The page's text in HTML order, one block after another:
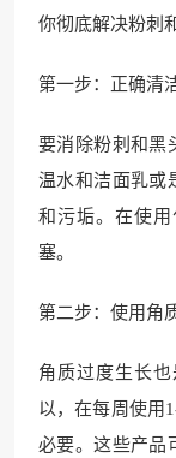
你彻底解决粉刺
第一步：正确清
要消除粉刺和黑
温水和洁面乳或
和污垢。在使
塞。
第二步：使用角
角质过度生长
以，在每周使用
必要。这些产品